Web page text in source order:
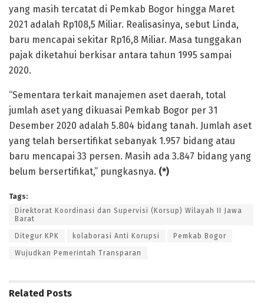
yang masih tercatat di Pemkab Bogor hingga Maret
2021 adalah Rp108,5 Miliar. Realisasinya, sebut Linda,
baru mencapai sekitar Rp16,8 Miliar. Masa tunggakan
pajak diketahui berkisar antara tahun 1995 sampai
2020.
“Sementara terkait manajemen aset daerah, total
jumlah aset yang dikuasai Pemkab Bogor per 31
Desember 2020 adalah 5.804 bidang tanah. Jumlah aset
yang telah bersertifikat sebanyak 1.957 bidang atau
baru mencapai 33 persen. Masih ada 3.847 bidang yang
belum bersertifikat,” pungkasnya. (*)
Tags:
Direktorat Koordinasi dan Supervisi (Korsup) Wilayah II Jawa
Barat
Ditegur KPK kolaborasi Anti Korupsi Pemkab Bogor
Wujudkan Pemerintah Transparan
Related Posts